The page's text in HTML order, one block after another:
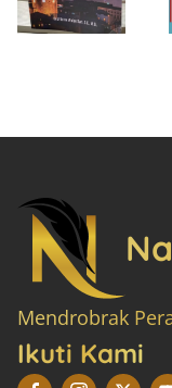
Mendrobrak
Ikuti Kami